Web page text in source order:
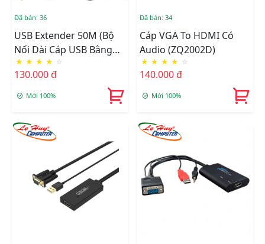
Đã bán: 36
USB Extender 50M (Bộ
Nối Dài Cáp USB Bằng
Dây LAN)
★ ★ ★ ★ ☆
130.000 đ
Mới 100%
Đã bán: 34
Cáp VGA To HDMI Có
Audio (ZQ2002D)
★ ★ ★ ★ ☆
140.000 đ
Mới 100%